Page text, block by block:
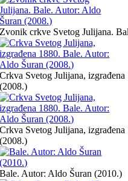
Zvonik crkve Svetog Julijana.
Crkva Svetog Julijana,
(2008.)
Crkva Svetog Julijana,
(2008.)
Bale. Autor: Aldo Šuran (2010.)